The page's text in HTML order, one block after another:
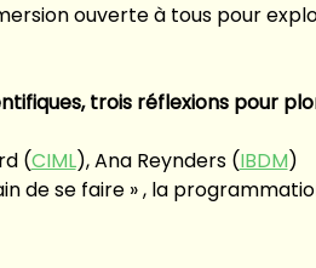
ouverte à tous pour
trois réflexions pour
(CIML), Ana Reynders (IBDM)
de se faire » , la